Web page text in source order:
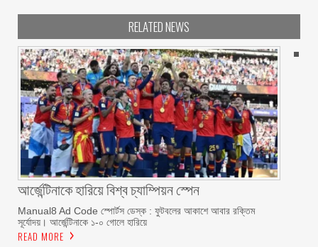
RELATED NEWS
আর্জেন্টিনাকে হারিয়ে বিশ্ব চ্যাম্পিয়ন স্পেন
Manual8 Ad Code স্পোর্টস ডেস্ক : ফুটবলের আকাশে আবার রক্তিম
সূর্যোদয়। আর্জেন্টিনাকে ১-০ গোলে হারিয়ে
READ MORE